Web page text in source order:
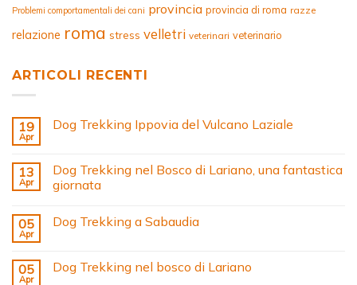
Problemi comportamentali dei cani provincia provincia di roma razze
relazione roma stress velletri veterinari veterinario
ARTICOLI RECENTI
19
Apr
Dog Trekking Ippovia del Vulcano Laziale
13
Apr
Dog Trekking nel Bosco di Lariano, una fantastica
giornata
05
Apr
Dog Trekking a Sabaudia
05
Apr
Dog Trekking nel bosco di Lariano